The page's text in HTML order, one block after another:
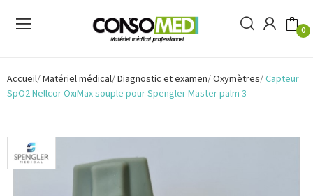
0
Accueil Matériel médical Diagnostic et examen Oxymètres Capteur
SpO2 Nellcor OxiMax souple pour Spengler Master palm 3